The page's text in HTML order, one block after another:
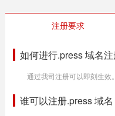
注册要求
如何进行.press 域名注
通过我司注册可以即刻生效。
谁可以注册.press 域